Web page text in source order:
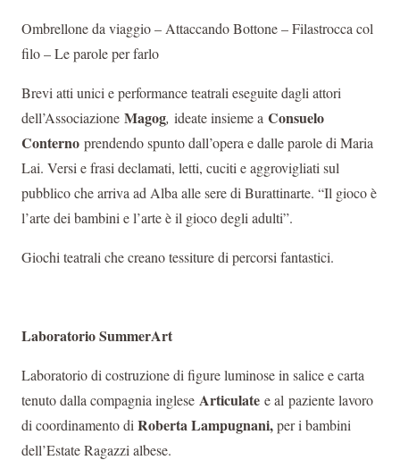
Ombrellone da viaggio – Attaccando Bottone – Filastrocca col
filo – Le parole per farlo
Brevi atti unici e performance teatrali eseguite dagli attori
dell’Associazione Magog, ideate insieme a Consuelo
Conterno prendendo spunto dall’opera e dalle parole di Maria
Lai. Versi e frasi declamati, letti, cuciti e aggrovigliati sul
pubblico che arriva ad Alba alle sere di Burattinarte. “Il gioco è
l’arte dei bambini e l’arte è il gioco degli adulti”.
Giochi teatrali che creano tessiture di percorsi fantastici.
Laboratorio SummerArt
Laboratorio di costruzione di figure luminose in salice e carta
tenuto dalla compagnia inglese Articulate e al paziente lavoro
di coordinamento di Roberta Lampugnani,per i bambini
dell’Estate Ragazzi albese.